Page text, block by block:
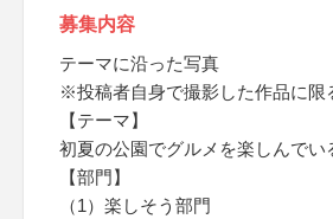
募集内容
テーマに沿った写真
※投稿者自身で撮影した作品に限
【テーマ】
初夏の公園でグルメを楽しんでい
【部門】
（1）楽しそう部門